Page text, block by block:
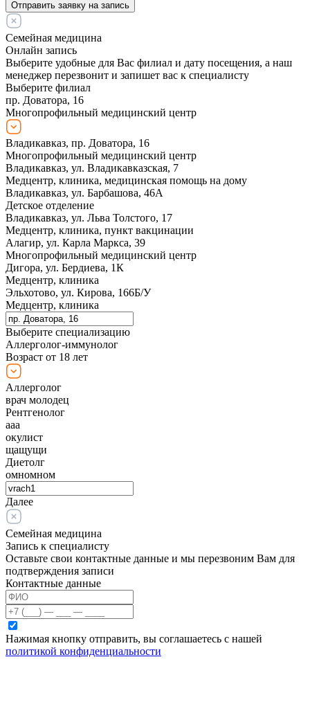
Отправить заявку на запись
Семейная медицина
Онлайн запись
Выберите удобные для Вас филиал и дату посещения, а наш
менеджер перезвонит и запишет вас к специалисту
Выберите филиал
пр. Доватора, 16
Многопрофильный медицинский центр
Владикавказ, пр. Доватора, 16
Многопрофильный медицинский центр
Владикавказ, ул. Владикавказская, 7
Медцентр, клиника, медицинская помощь на дому
Владикавказ, ул. Барбашова, 46А
Детское отделение
Владикавказ, ул. Льва Толстого, 17
Медцентр, клиника, пункт вакцинации
Алагир, ул. Карла Маркса, 39
Многопрофильный медицинский центр
Дигора, ул. Бердиева, 1К
Медцентр, клиника
Эльхотово, ул. Кирова, 166Б/У
Медцентр, клиника
Выберите специализацию
Аллерголог-иммунолог
Возраст от 18 лет
Аллерголог
врач молодец
Рентгенолог
ааа
окулист
щащущи
Диетолг
омномном
Далее
Семейная медицина
Запись к специалисту
Оставьте свои контактные данные и мы перезвоним Вам для
подтверждения записи
Контактные данные
Нажимая кнопку отправить, вы соглашаетесь с нашей
политикой конфиденциальности